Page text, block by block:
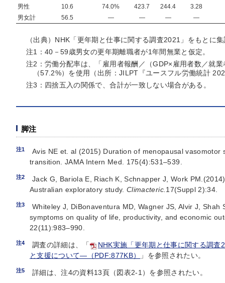
男性
10.6 74.0% 423.7 244.4
3.28
男女計
56.5 ― ― ― ―
（出典）NHK「更年期と仕事に関する調査2021」をもとに
注1：40－59歳男女の更年期離職者が1年間無業と仮定。
注2：労働分配率は、「雇用者報酬／（GDP×雇用者数／就
（57.2%）を使用（出所：JILPT『ユースフル労働統計
注3：四捨五入の関係で、合計が一致しない場合がある。
脚注
注1
Avis NE et. al (2015) Duration of menopausal vasomotor
transition. JAMA Intern Med. 175(4):531–539.
注2
Jack G, Bariola E, Riach K, Schnapper J, Work
Australian exploratory study.Climacteric. 17(Suppl 2):34.
注3
Whiteley J, DiBonaventura MD, Wagner JS, Alvir J,
symptoms on quality of life, productivity, and economic
22(11):983–990.
注4 調査の詳細は、「
NHK実施「更年期と仕事に関する調
と支援について―（PDF:877KB）
」を参照されたい。
注5 詳細は、注4の資料13頁（図表2-1）を参照されたい。